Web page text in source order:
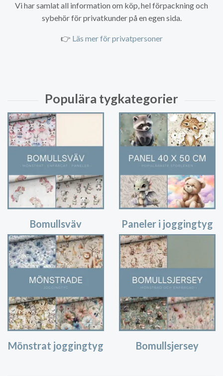
Vi har samlat all information om köp, hel förpackning och
sybehör för privatkunder på en egen sida.
👉 Läs mer för privatpersoner
Bomullsväv Paneler i joggingtyg
Mönstrat joggingtyg Bomullsjersey